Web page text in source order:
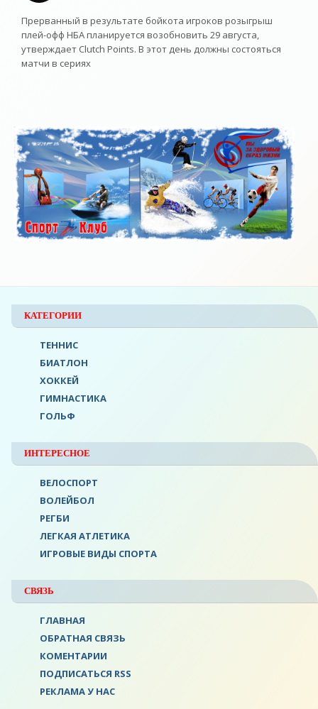
Прерванный в результате бойкота игроков розыгрыш
плей-офф НБА планируется возобновить 29 августа,
утверждает Clutch Points. В этот день должны состояться
матчи в сериях
КАТЕГОРИИ
ТЕННИС
БИАТЛОН
ХОККЕЙ
ГИМНАСТИКА
ГОЛЬФ
ИНТЕРЕСНОЕ
ВЕЛОСПОРТ
ВОЛЕЙБОЛ
РЕГБИ
ЛЕГКАЯ АТЛЕТИКА
ИГРОВЫЕ ВИДЫ СПОРТА
СВЯЗЬ
ГЛАВНАЯ
ОБРАТНАЯ СВЯЗЬ
КОМЕНТАРИИ
ПОДПИСАТЬСЯ RSS
РЕКЛАМА У НАС